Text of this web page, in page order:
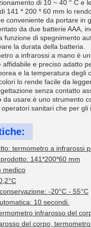
di 10 ~ 40 ° C e
141 * 200 * 60 mm lo
conveniente da portare in
da due batterie AAA,
funzione di spegnimento
la durata della batteria.
a infrarossi a mano è un
affidabile e preciso adatto
e la temperatura degli
lo rende facile da
senza contatto
da usare.è uno strumento
sanitari che per gli
termometro a infrarossi
141*200*60 mm
medico
-20°C - 55°C
10 secondi.
infrarosso del
del corpo,